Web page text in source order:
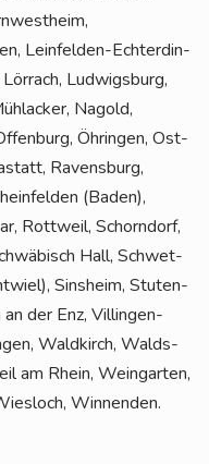
Lein­fel­den-Ech­ter­din­
Lud­wigs­burg,
Nagold,
Öhrin­gen, Ost­
Ravens­burg,
(Baden),
Rott­weil, Schorn­dorf,
Hall, Schwet­
Sins­heim, Stu­ten­
der Enz, Vil­lin­gen-
Wald­kirch, Walds­
am Rhein, Wein­gar­ten,
Winnenden.